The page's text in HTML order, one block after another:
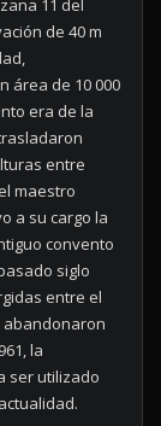
11 del
de 40 m
área de 10 000
era de la
entre
maestro
a su cargo la
convento
siglo
entre el
abandonaron
la
ser utilizado